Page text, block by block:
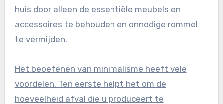
huis door alleen de essentiële meubels en
accessoires te behouden en onnodige rommel
te vermijden.
Het beoefenen van minimalisme heeft vele
voordelen. Ten eerste helpt het om de
hoeveelheid afval die u produceert te